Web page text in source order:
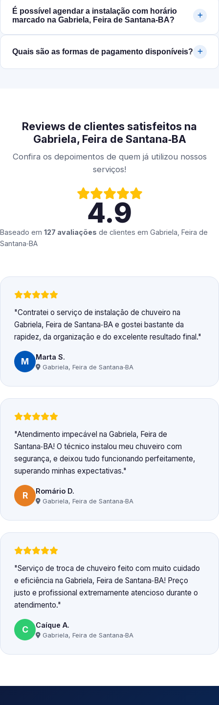
É possível agendar a instalação com horário
marcado na Gabriela, Feira de Santana‑BA?
Quais são as formas de pagamento disponíveis?
Reviews de clientes satisfeitos na
Gabriela, Feira de Santana‑BA
Confira os depoimentos de quem já utilizou nossos
serviços!
4.9
Baseado em 127 avaliações de clientes em Gabriela, Feira de
Santana‑BA
Contratei o serviço de instalação de chuveiro na
Gabriela, Feira de Santana‑BA e gostei bastante da
rapidez, da organização e do excelente resultado final.
M Marta S.
Gabriela, Feira de Santana‑BA
Atendimento impecável na Gabriela, Feira de
Santana‑BA! O técnico instalou meu chuveiro com
segurança, e deixou tudo funcionando perfeitamente,
superando minhas expectativas.
R Romário D.
Gabriela, Feira de Santana‑BA
Serviço de troca de chuveiro feito com muito cuidado
e eficiência na Gabriela, Feira de Santana‑BA! Preço
justo e profissional extremamente atencioso durante o
atendimento.
C Caíque A.
Gabriela, Feira de Santana‑BA